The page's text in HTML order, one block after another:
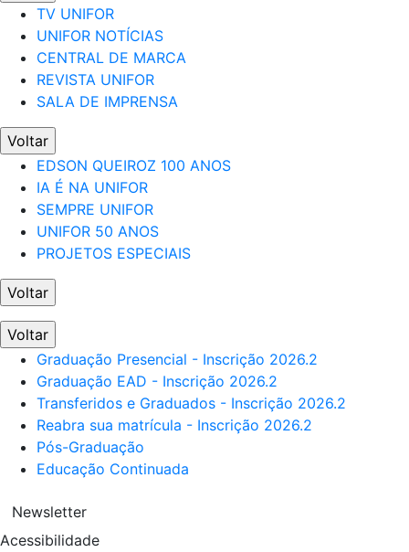
TV UNIFOR
UNIFOR NOTÍCIAS
CENTRAL DE MARCA
REVISTA UNIFOR
SALA DE IMPRENSA
Voltar
EDSON QUEIROZ 100 ANOS
IA É NA UNIFOR
SEMPRE UNIFOR
UNIFOR 50 ANOS
PROJETOS ESPECIAIS
Voltar
Voltar
Graduação Presencial - Inscrição 2026.2
Graduação EAD - Inscrição 2026.2
Transferidos e Graduados - Inscrição 2026.2
Reabra sua matrícula - Inscrição 2026.2
Pós-Graduação
Educação Continuada
Newsletter
Acessibilidade